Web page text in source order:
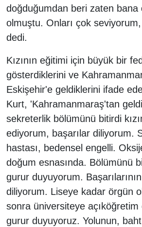
doğduğumdan beri zaten bana
olmuştu. Onları çok
dedi.
Kızının eğitimi için büyük bir
gösterdiklerini ve
Eskişehir'e geldiklerini ifade
Kurt, 'Kahramanmaraş'tan
sekreterlik bölümünü bitirdi
ediyorum, başarılar diliyorum.
hastası, bedensel engelli.
doğum esnasında. Bölümünü
gurur duyuyorum. Başarılarının
diliyorum. Liseye kadar örgün
sonra üniversiteye
gurur duyuyoruz. Yolunun,